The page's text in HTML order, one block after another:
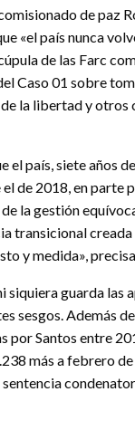
de paz
«el país nunca
de las Farc
Caso 01 sobre
la libertad y otros
el país, siete años
de 2018, en parte
la gestión
transicional
y medida»,
siquiera guarda las
sesgos. Además
por Santos entre
más a febrero